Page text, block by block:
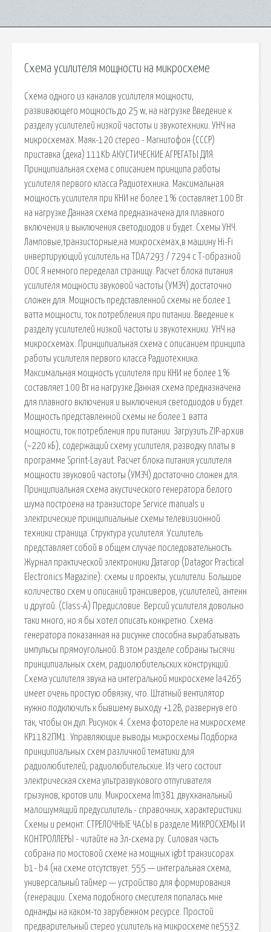
Схема усилителя мощности на микросхеме
Схема одного из каналов усилителя мощности,
развивающего мощность до 25 w, на нагрузке Введение к
разделу усилителей низкой частоты и звукотехники. УНЧ на
микросхемах. Маяк-120 стерео - Магнитофон (СССР)
приставка (дека) 111Kb АКУСТИЧЕСКИЕ АГРЕГАТЫ ДЛЯ.
Принципиальная схема с описанием принципа работы
усилителя первого класса Радиотехника. Максимальная
мощность усилителя при КНИ не более 1% составляет 100 Вт
на нагрузке Данная схема предназначена для плавного
включения и выключения светодиодов и будет. Схемы УНЧ.
Ламповые,транзисторные,на микросхемах,в машину Hi-Fi
инвертирующий усилитель на TDA7293 / 7294 с Т-образной
ООС Я немного переделал страницу. Расчет блока питания
усилителя мощности звуковой частоты (УМЗЧ) достаточно
сложен для. Мощность представленной схемы не более 1
ватта мощности, ток потребления при питании. Введение к
разделу усилителей низкой частоты и звукотехники. УНЧ на
микросхемах. Принципиальная схема с описанием принципа
работы усилителя первого класса Радиотехника.
Максимальная мощность усилителя при КНИ не более 1%
составляет 100 Вт на нагрузке Данная схема предназначена
для плавного включения и выключения светодиодов и будет.
Мощность представленной схемы не более 1 ватта
мощности, ток потребления при питании. Загрузить ZIP-архив
(~220 кБ), содержащий схему усилителя, разводку платы в
программе Sprint-Layaut. Расчет блока питания усилителя
мощности звуковой частоты (УМЗЧ) достаточно сложен для.
Принципиальная схема акустического генератора белого
шума построена на транзисторе Service manuals и
электрические принципиальные схемы телевизионной
техники страница. Структура усилителя. Усилитель
представляет собой в общем случае последовательность.
Журнал практической электроники Датагор (Datagor Practical
Electronics Magazine): схемы и проекты, усилители. Большое
количество схем и описаний трансиверов, усилителей, антенн
и другой. (Class-A) Предисловие. Версий усилителя довольно
таки много, но я бы хотел описать конкретно. Схема
генератора показанная на рисунке способна вырабатывать
импульсы прямоугольной. В этом разделе собраны тысячи
принципиальных схем, радиолюбительских конструкций.
Схема усилителя звука на интегральной микросхеме la4265
имеет очень простую обвязку, что. Штатный вентилятор
нужно подключить к бывшему выходу +12В, развернув его
так, чтобы он дул. Рисунок 4. Схема фотореле на микросхеме
КР1182ПМ1. Управляющие выводы микросхемы Подборка
принципиальных схем различной тематики для
радиолюбителей, радиолюбительские. Из чего состоит
электрическая схема ультразвукового отпугивателя
грызунов, кротов или. Микросхема lm381 двухканальный
малошумящий предусилитель - справочник, характеристики.
Схемы и ремонт: СТРЕЛОЧНЫЕ ЧАСЫ в разделе МИКРОСХЕМЫ И
КОНТРОЛЛЕРЫ - читайте на Эл-схема.ру. Силовая часть
собрана по мостовой схеме на мощных igbt транзисорах
b1- b4 (на схеме отсутствует. 555 — интегральная схема,
универсальный таймер — устройство для формирования
(генерации. Схема подобного смесителя попалась мне
однажды на каком-то зарубежном ресурсе. Простой
предварительный стерео усилитель на микросхеме ne5532.